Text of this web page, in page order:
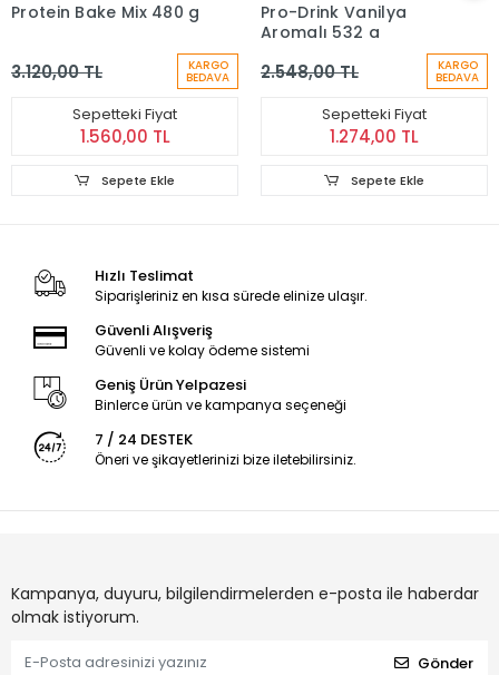
Protein Bake Mix 480 g
3.120,00 TL KARGO
BEDAVA
Sepetteki Fiyat
1.560,00 TL
Sepete Ekle
Pro-Drink Vanilya
Aromalı 532 g
2.548,00 TL KARGO
BEDAVA
Sepetteki Fiyat
1.274,00 TL
Sepete Ekle
Hızlı Teslimat
Siparişleriniz en kısa sürede elinize ulaşır.
Güvenli Alışveriş
Güvenli ve kolay ödeme sistemi
Geniş Ürün Yelpazesi
Binlerce ürün ve kampanya seçeneği
7 / 24 DESTEK
Öneri ve şikayetlerinizi bize iletebilirsiniz.
Kampanya, duyuru, bilgilendirmelerden e-posta ile haberdar
olmak istiyorum.
Gönder